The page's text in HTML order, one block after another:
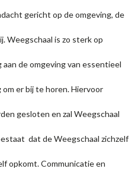
gericht op de omgeving, de
Weegschaal is zo sterk op
de omgeving van essentieel
er bij te horen. Hiervoor
gesloten en zal Weegschaal
dat de Weegschaal zichzelf
opkomt. Communicatie en